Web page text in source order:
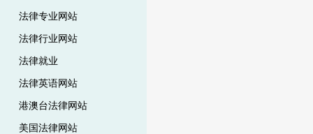
法律专业网站
法律行业网站
法律就业
法律英语网站
港澳台法律网站
美国法律网站